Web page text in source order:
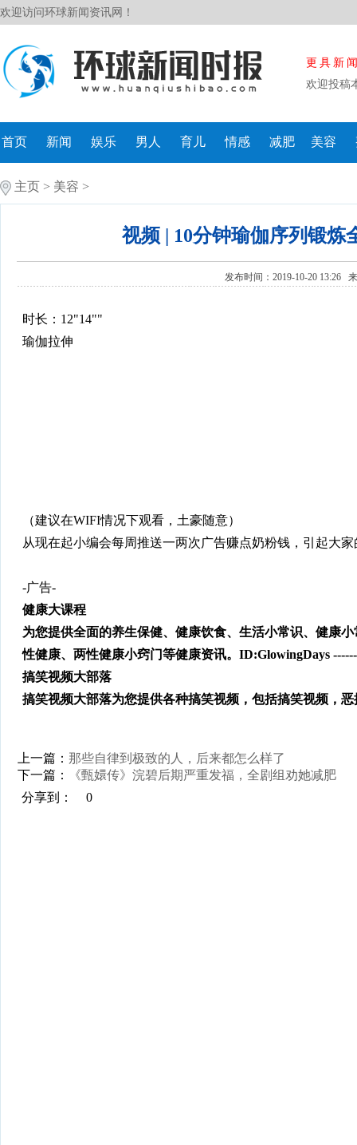
欢迎访问环球新闻资讯网！
更具新
欢迎投稿
首页 新闻 娱乐 男人 育儿 情感 减肥 美容
主页 > 美容 >
视频 | 10分钟瑜伽序列锻炼
发布时间：2019-10-20 13:26
时长 ：12"14""
瑜伽拉伸
（建议在WIFI情况下观看，土豪随意）
从现在起小编会每周推送一两次广告赚点奶粉钱，引起大
-广告-
健康大课程
为您提供全面的养生保健、健康饮食、生活小常识、健康
性健康、两性健康小窍门等健康资讯。 ID:GlowingDays
搞笑视频大部落
搞笑视频大部落为您提供各种搞笑视频，包括搞笑视频，
上一篇： 那些自律到极致的人，后来都怎么样了
下一篇：
《甄嬛传》浣碧后期严重发福，全剧组劝她减肥
分享到：
0